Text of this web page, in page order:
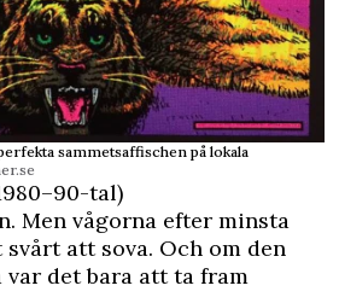
sammetsaffischen på lokala
tal)
Men vågorna efter minsta
att sova. Och om den
var det bara att ta fram